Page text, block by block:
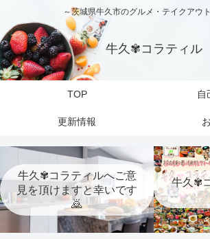
～茨城県牛久市のグルメ・テイクアウ
牛久✾コラティル
TOP 自
更新情報
牛久✾コラティルへご意
見を頂けますと幸いです
🙇
牛久✾